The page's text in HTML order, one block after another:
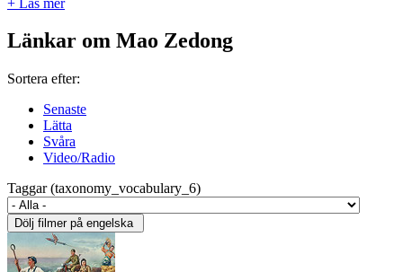
Länkar om Mao Zedong
Sortera efter:
Senaste
Lätta
Svåra
Video/Radio
Taggar (taxonomy_vocabulary_6)